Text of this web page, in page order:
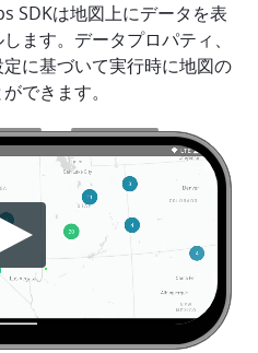
SDKは地図上にデータを表
ます。データプロパティ、
に基づいて実行時に地図の
できます。